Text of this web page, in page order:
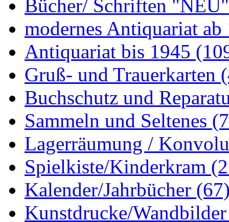
Bücher/ Schriften
modernes Antiquariat
Antiquariat bis 1945
Gruß- und Trauerkarten
Buchschutz und
Sammeln und Seltenes
Lagerräumung /
Spielkiste/Kinderkram
Kalender/Jahrbücher
Kunstdrucke/